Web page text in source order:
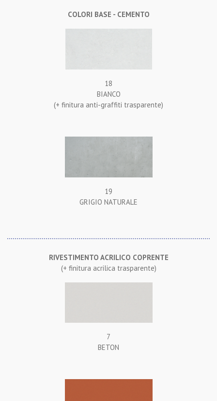
COLORI BASE - CEMENTO
18
BIANCO
(+ finitura anti-graffiti trasparente)
19
GRIGIO NATURALE
RIVESTIMENTO ACRILICO COPRENTE
(+ finitura acrilica trasparente)
7
BETON